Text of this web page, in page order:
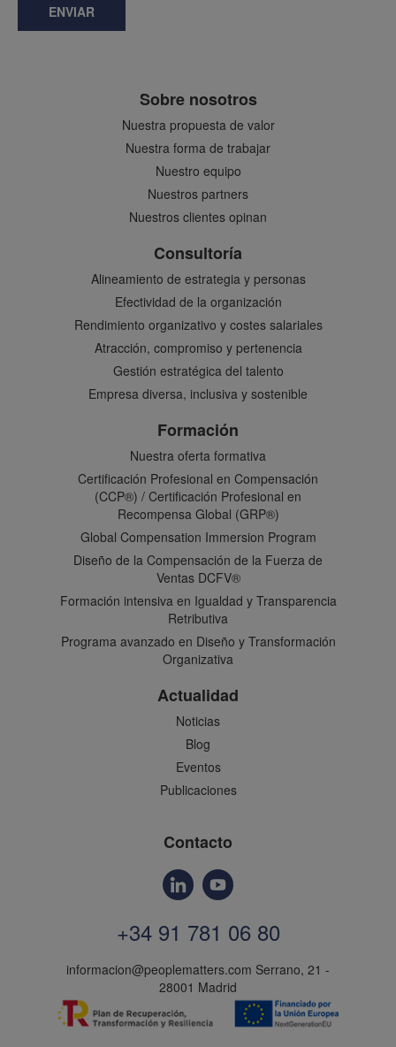
ENVIAR
Sobre nosotros
Nuestra propuesta de valor
Nuestra forma de trabajar
Nuestro equipo
Nuestros partners
Nuestros clientes opinan
Consultoría
Alineamiento de estrategia y personas
Efectividad de la organización
Rendimiento organizativo y costes salariales
Atracción, compromiso y pertenencia
Gestión estratégica del talento
Empresa diversa, inclusiva y sostenible
Formación
Nuestra oferta formativa
Certificación Profesional en Compensación
(CCP®) / Certificación Profesional en
Recompensa Global (GRP®)
Global Compensation Immersion Program
Diseño de la Compensación de la Fuerza de
Ventas DCFV®
Formación intensiva en Igualdad y Transparencia
Retributiva
Programa avanzado en Diseño y Transformación
Organizativa
Actualidad
Noticias
Blog
Eventos
Publicaciones
Contacto
+34 91 781 06 80
informacion@peoplematters.com Serrano, 21 -
28001 Madrid